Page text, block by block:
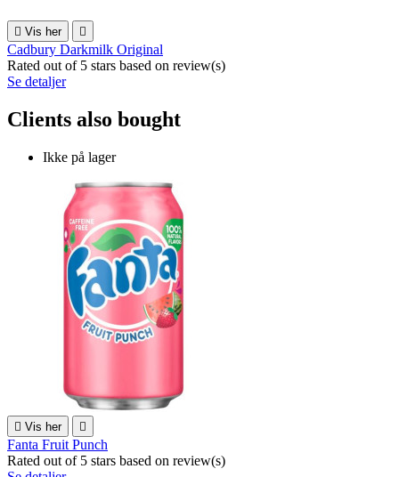
 Vis her 
Cadbury Darkmilk Original
Rated out of 5 stars based on review(s)
Se detaljer
Clients also bought
Ikke på lager
 Vis her 
Fanta Fruit Punch
Rated out of 5 stars based on review(s)